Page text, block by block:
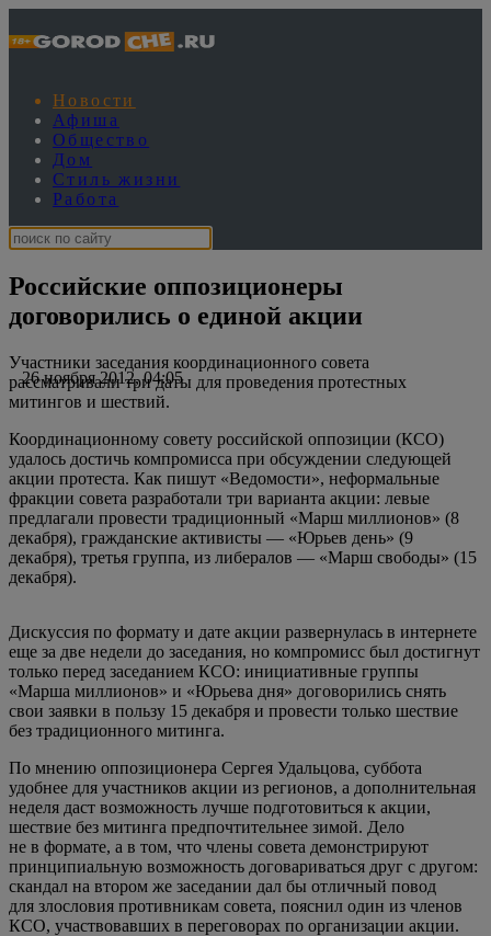
Новости
Афиша
Общество
Дом
Стиль жизни
Работа
Российские оппозиционеры
договорились о единой акции
26 ноября 2012, 04:05
Участники заседания координационного совета
рассматривали три даты для проведения протестных
митингов и шествий.
Координационному совету российской оппозиции (КСО)
удалось достичь компромисса при обсуждении следующей
акции протеста. Как пишут «Ведомости», неформальные
фракции совета разработали три варианта акции: левые
предлагали провести традиционный «Марш миллионов» (8
декабря), гражданские активисты — «Юрьев день» (9
декабря), третья группа, из либералов — «Марш свободы» (15
декабря).
Дискуссия по формату и дате акции развернулась в интернете
еще за две недели до заседания, но компромисс был достигнут
только перед заседанием КСО: инициативные группы
«Марша миллионов» и «Юрьева дня» договорились снять
свои заявки в пользу 15 декабря и провести только шествие
без традиционного митинга.
По мнению оппозиционера Сергея Удальцова, суббота
удобнее для участников акции из регионов, а дополнительная
неделя даст возможность лучше подготовиться к акции,
шествие без митинга предпочтительнее зимой. Дело
не в формате, а в том, что члены совета демонстрируют
принципиальную возможность договариваться друг с другом:
скандал на втором же заседании дал бы отличный повод
для злословия противникам совета, пояснил один из членов
КСО, участвовавших в переговорах по организации акции.